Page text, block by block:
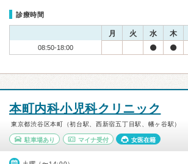
診療時間
月 火 水 木
08:50-18:00
本町内科小児科クリニック
東京都渋谷区本町（初台駅、西新宿五丁目駅、幡ヶ谷駅）
駐車場あり マイナ受付 女医在籍